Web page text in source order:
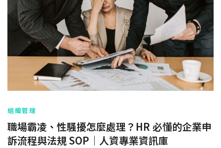
組織管理
職場霸凌、性騷擾怎麼處理？HR 必懂的企業申
訴流程與法規 SOP｜人資專業資訊庫